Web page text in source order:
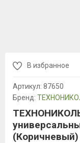
В избранное
Артикул: 87650
Бренд:
(Коричневый)